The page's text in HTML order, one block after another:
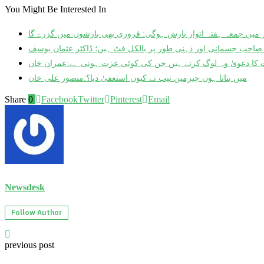
You Might Be Interested In
میں جمعہ ہفتہ اتوار بارش ہوگی: فروری بھی بارشوں میں گزرے گا
صاحب جسمانی اور ذہنی طور پر بالکل فٹ ہیں؛ ڈاکٹر عثمان یوسف
کا دعویٰ وہ لوگ کرتے ہیں جن کی کوئی عزت ہوتی ہے:عمران خان
میں بتاتا ہوں چیرمین نیب نے کیوں استعفیٰ دیا؟:منصور علی خان
Share 0 FacebookTwitter Pinterest Email
Newsdesk
Follow Author
previous post